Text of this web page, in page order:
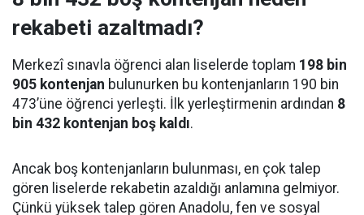
rekabeti azaltmadı?
Merkezî sınavla öğrenci alan liselerde toplam 198 bin
905 kontenjan bulunurken bu kontenjanların 190 bin
473’üne öğrenci yerleşti. İlk yerleştirmenin ardından 8
bin 432 kontenjan boş kaldı.
Ancak boş kontenjanların bulunması, en çok talep
gören liselerde rekabetin azaldığı anlamına gelmiyor.
Çünkü yüksek talep gören Anadolu, fen ve sosyal